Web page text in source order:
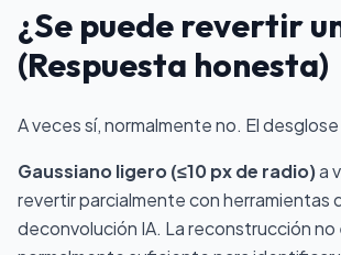
¿Se puede revertir
(Respuesta honesta)
A veces sí, normalmente no. El
Gaussiano ligero (≤10 px de radio)a
revertir parcialmente con herramientas
deconvolución IA. La reconstrucción